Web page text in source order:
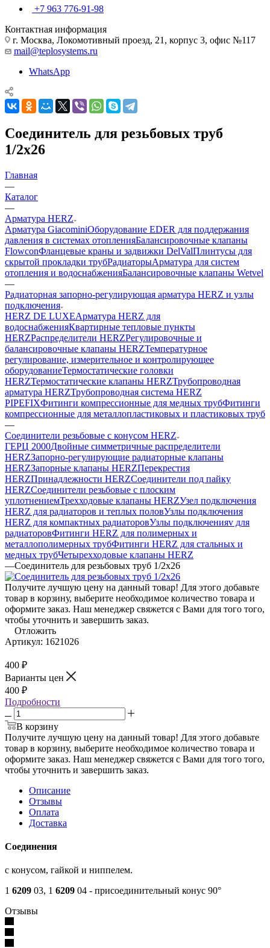
+7 963 776-91-98
Контактная информация
г. Москва, Локомотивный проезд, 21, корпус 3, офис №117
mail@teplosystems.ru
WhatsApp
Соединитель для резьбовых труб
1/2х26
Главная
—
Каталог
—
Арматура HERZ
Арматура GiacominiОборудование EDER для поддержания
давления в системах отопленияБалансировочные клапаны
FlowconФланцевые краны и задвижки DelValПлинтусы для
скрытой прокладки трубРадиаторыАрматура для систем
отопления и водоснабженияБалансировочные клапаны Wetvel
—
Радиаторная запорно-регулирующая арматура HERZ и узлы
подключения
HERZ DE LUXEАрматура HERZ для
водоснабженияКвартирные тепловые пункты
HERZРаспределители HERZРегулировочные и
балансировочные клапаны HERZТемпературное
регулирование, измерительное и контролирующее
оборудованиеТермостатические головки
HERZТермостатические клапаны HERZТрубопроводная
арматура HERZТрубопроводная система HERZ
PIPEFIXФитинги компрессионные для медных трубФитинги
компрессионные для металлопластиковых и пластиковых труб
—
Соединители резьбовые с конусом HERZ
ГЕРЦ 2000Двойные симметричные распределители
HERZЗапорно-регулирующие радиаторные клапаны
HERZЗапорные клапаны HERZПерекрестия
HERZПринадлежности HERZСоединители под пайку
HERZСоединители резьбовые с плоским
уплотнениемТрехходовые клапаны HERZУзел подключения
HERZ для радиаторов и теплых половУзлы подключения
HERZ для компактных радиаторовУзлы подключенияv для
радиаторовФитинги HERZ для полимерных и
металлополимерных трубФитинги HERZ для стальных и
медных трубЧетырехходовые клапаны HERZ
—Соединитель для резьбовых труб 1/2х26
Получите лучшую цену на данный товар! Для этого добавьте
товар в корзину, выберите необходимое количество товара и
оформите заказ. Наш менеджер свяжется с Вами для того того,
чтобы уточнить и завершить заказ.
Отложить
Артикул: 1621026
400 ₽
Варианты цен
400 ₽
Подробности
В корзину
Получите лучшую цену на данный товар! Для этого добавьте
товар в корзину, выберите необходимое количество товара и
оформите заказ. Наш менеджер свяжется с Вами для того того,
чтобы уточнить и завершить заказ.
Описание
Отзывы
Оплата
Доставка
Соединения
с конусом, гайкой и ниппелем.
1 6209 03, 1 6209 04 - присоединительный конус 90°
Отзывы